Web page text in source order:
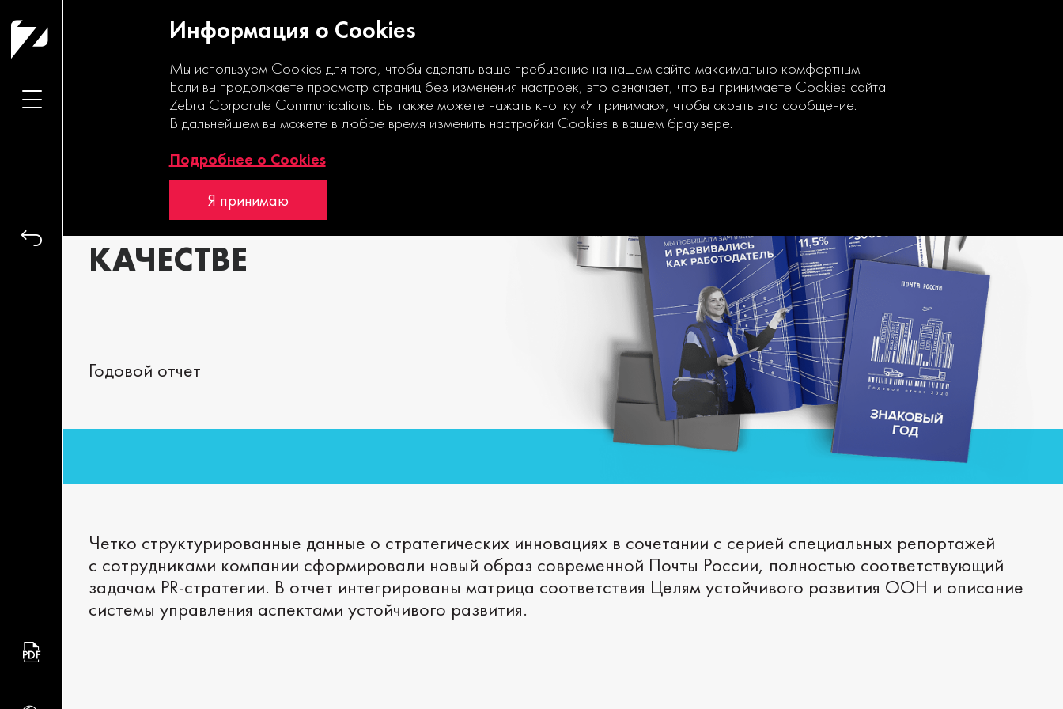
ПОЧТА
В НОВОМ
КАЧЕСТВЕ
Годовой отчет
Четко структурированные данные о стратегических инновациях в сочетании с серией специальных репортажей
с сотрудниками компании сформировали новый образ современной Почты России, полностью соответствующий
задачам PR-стратегии. В отчет интегрированы матрица соответствия Целям устойчивого развития ООН и описание
системы управления аспектами устойчивого развития.
Информация о Cookies
Мы используем Cookies для того, чтобы сделать ваше пребывание на нашем сайте максимально комфортным.
Если вы продолжаете просмотр страниц без изменения настроек, это означает, что вы принимаете Cookies сайта
Zebra Corporate Communications. Вы также можете нажать кнопку «Я принимаю», чтобы скрыть это сообщение.
В дальнейшем вы можете в любое время изменить настройки Cookies в вашем браузере.
Подробнее о Cookies
Я принимаю